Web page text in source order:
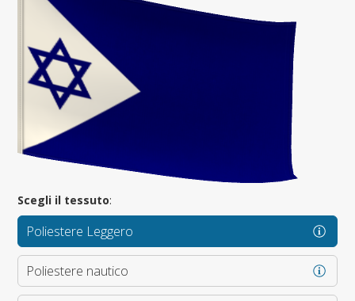
Scegli il tessuto:
Poliestere Leggero
Poliestere nautico